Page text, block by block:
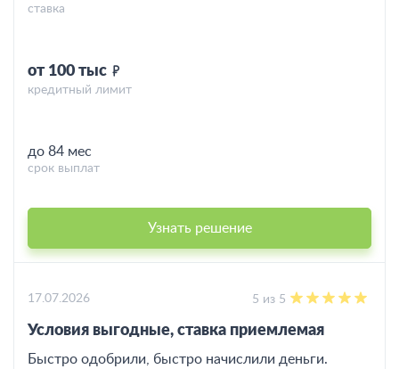
ставка
от 100 тыс
кредитный лимит
до 84 мес
срок выплат
Узнать решение
17.07.2026 5 из 5
Условия выгодные, ставка приемлемая
Быстро одобрили, быстро начислили деньги.